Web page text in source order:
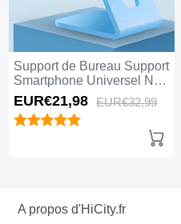
Support de Bureau Support
Smartphone Universel N01
Bleu
EUR€21,98 EUR€32,99
A propos d'HiCity.fr